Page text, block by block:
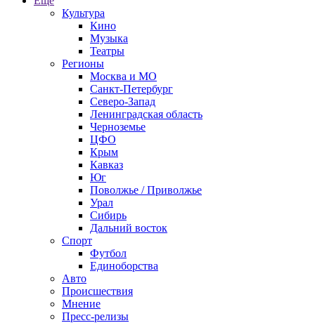
Культура
Кино
Музыка
Театры
Регионы
Москва и МО
Санкт-Петербург
Северо-Запад
Ленинградская область
Черноземье
ЦФО
Крым
Кавказ
Юг
Поволжье / Приволжье
Урал
Сибирь
Дальний восток
Спорт
Футбол
Единоборства
Авто
Происшествия
Мнение
Пресс-релизы